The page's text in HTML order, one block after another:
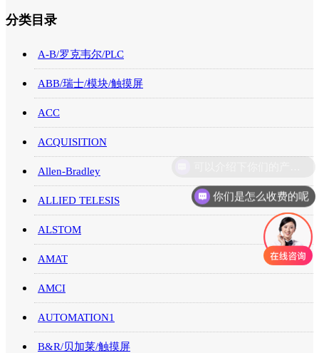
分类目录
A-B/罗克韦尔/PLC
ABB/瑞士/模块/触摸屏
ACC
ACQUISITION
Allen-Bradley
ALLIED TELESIS
ALSTOM
AMAT
AMCI
AUTOMATION1
B&R/贝加莱/触摸屏
你们是怎么收费的呢